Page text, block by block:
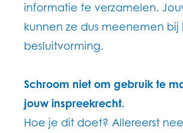
informatie te verzamelen.
kunnen ze dus meenemen bij
besluitvorming.
Schroom niet om gebruik te
jouw inspreekrecht.
Hoe je dit doet? Allereerst